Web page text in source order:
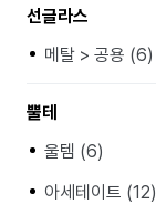
선글라스
메탈 > 공용 (6)
뿔테
울템 (6)
아세테이트 (12)